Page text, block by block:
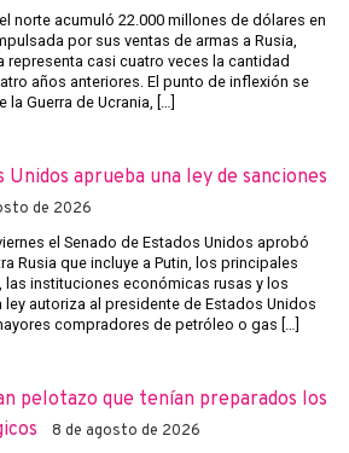
norte acumuló 22.000 millones de dólares en
por sus ventas de armas a Rusia,
representa casi cuatro veces la cantidad
años anteriores. El punto de inflexión se
Guerra de Ucrania, […]
Unidos aprueba una ley de sanciones
de 2026
el Senado de Estados Unidos aprobó
Rusia que incluye a Putin, los principales
instituciones económicas rusas y los
autoriza al presidente de Estados Unidos
compradores de petróleo o gas […]
pelotazo que tenían preparados los
8 de agosto de 2026